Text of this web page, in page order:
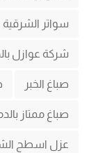
سواتر الشرقية
شركة عوازل
صباغ الخبر
صباغ ممتاز
عزل اسطح